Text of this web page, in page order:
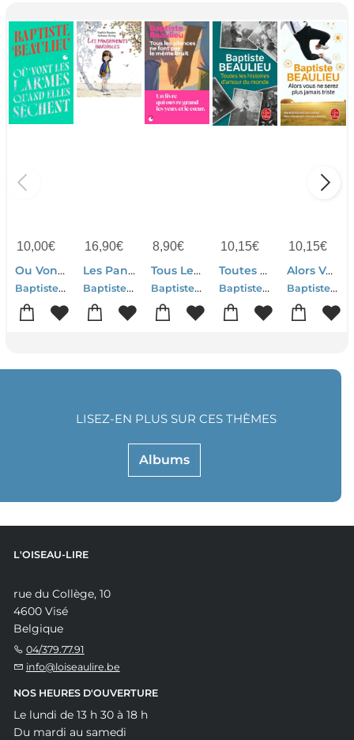
10,00€
Ou Vont Les Larmes Quand Elles Sechent
Baptiste Beaulieu
16,90€
Les Pansements Invisibles
Baptiste Beaulieu
8,90€
Tous Les Silences Ne Font Pas Le Meme Bruit
Baptiste Beaulieu
10,15€
Toutes Les Histoires D'amour Du Monde
Baptiste Beaulieu
10,15€
Alors Vous Ne Serez Plus Jamais Triste
Baptiste Beaulieu
Albums
LISEZ-EN PLUS SUR CES THÈMES
L'OISEAU-LIRE
rue du Collège, 10
4600 Visé
Belgique
04/379.77.91
info@loiseaulire.be
NOS HEURES D'OUVERTURE
Le lundi de 13 h 30 à 18 h
Du mardi au samedi